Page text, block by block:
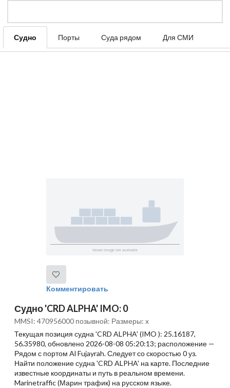
Судно Порты Суда рядом Для СМИ
Комментировать
Судно 'CRD ALPHA' IMO: 0
MMSI: 470956000 позывной: Размеры: x
Текущая позиция судна 'CRD ALPHA' (IMO ): 25.16187,
56.35980, обновлено 2026-08-08 05:20:13; расположение —
Рядом с портом Al Fujayrah. Следует со скоростью 0 уз.
Найти положение судна 'CRD ALPHA' на карте. Последние
известные координаты и путь в реальном времени.
Marinetraffic (Марин трафик) на русском языке.